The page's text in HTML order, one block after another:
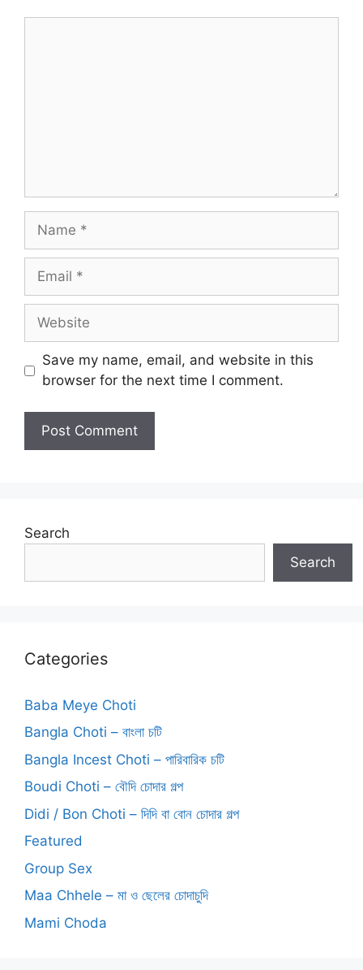
Name
Email
Website
Save my name, email, and website in this
browser for the next time I comment.
Search
Search
Categories
Baba Meye Choti
Bangla Choti – বাংলা চটি
Bangla Incest Choti – পারিবারিক চটি
Boudi Choti – বৌদি চোদার গল্প
Didi / Bon Choti – দিদি বা বোন চোদার গল্প
Featured
Group Sex
Maa Chhele – মা ও ছেলের চোদাচুদি
Mami Choda